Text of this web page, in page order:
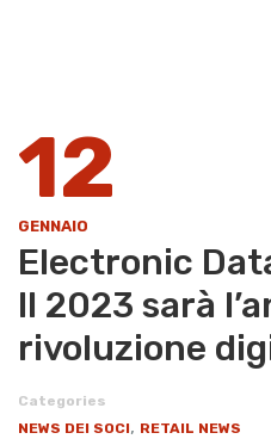
12
GENNAIO
Electronic
Il 2023 sarà
rivoluzione
Categories
NEWS DEI SOCI, RETAIL NEWS